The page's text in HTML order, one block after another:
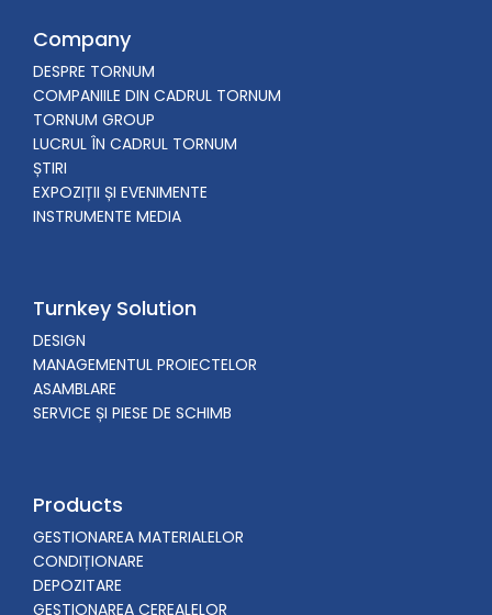
Company
DESPRE TORNUM
COMPANIILE DIN CADRUL TORNUM
TORNUM GROUP
LUCRUL ÎN CADRUL TORNUM
ȘTIRI
EXPOZIȚII ȘI EVENIMENTE
INSTRUMENTE MEDIA
Turnkey Solution
DESIGN
MANAGEMENTUL PROIECTELOR
ASAMBLARE
SERVICE ȘI PIESE DE SCHIMB
Products
GESTIONAREA MATERIALELOR
CONDIȚIONARE
DEPOZITARE
GESTIONAREA CEREALELOR